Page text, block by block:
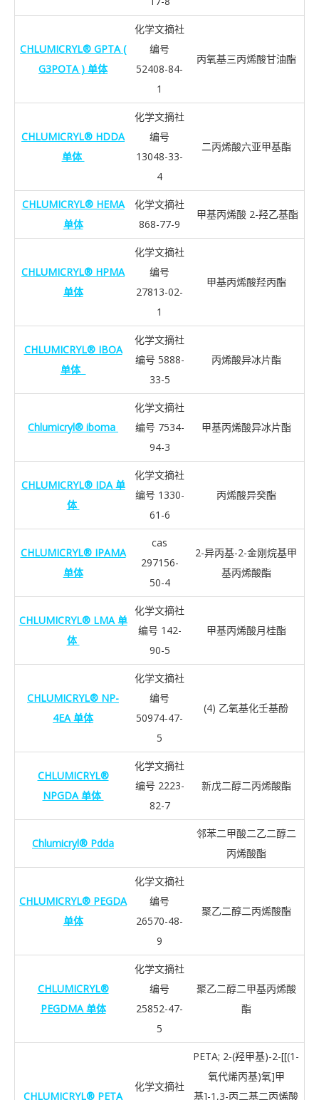
CHLUMICRYL® GPTA (
G3POTA ) 单体
化学文摘社
编号
52408-84-
1
丙氧基三丙烯酸甘油酯
CHLUMICRYL® HDDA
单体
化学文摘社
编号
13048-33-
4
二丙烯酸六亚甲基酯
CHLUMICRYL® HEMA
单体
化学文摘社
868-77-9
甲基丙烯酸 2-羟乙基酯
CHLUMICRYL® HPMA
单体
化学文摘社
编号
27813-02-
1
甲基丙烯酸羟丙酯
CHLUMICRYL® IBOA
单体
化学文摘社
编号 5888-
33-5
丙烯酸异冰片酯
Chlumicryl® iboma
化学文摘社
编号 7534-
94-3
甲基丙烯酸异冰片酯
CHLUMICRYL® IDA 单
体
化学文摘社
编号 1330-
61-6
丙烯酸异癸酯
CHLUMICRYL® IPAMA
单体
cas
297156-
50-4
2-异丙基-2-金刚烷基甲
基丙烯酸酯
CHLUMICRYL® LMA 单
体
化学文摘社
编号 142-
90-5
甲基丙烯酸月桂酯
CHLUMICRYL® NP-
4EA 单体
化学文摘社
编号
50974-47-
5
(4) 乙氧基化壬基酚
CHLUMICRYL®
NPGDA 单体
化学文摘社
编号 2223-
82-7
新戊二醇二丙烯酸酯
Chlumicryl® Pdda
邻苯二甲酸二乙二醇二
丙烯酸酯
CHLUMICRYL® PEGDA
单体
化学文摘社
编号
26570-48-
9
聚乙二醇二丙烯酸酯
CHLUMICRYL®
PEGDMA 单体
化学文摘社
编号
25852-47-
5
聚乙二醇二甲基丙烯酸
酯
CHLUMICRYL® PETA
化学文摘社
PETA; 2-(羟甲基)-2-[[(1-
氧代烯丙基)氧]甲
基]-1,3-丙二基二丙烯酸